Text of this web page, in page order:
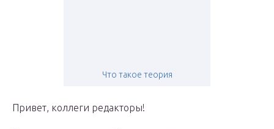
Что такое теория
Привет, коллеги редакторы!